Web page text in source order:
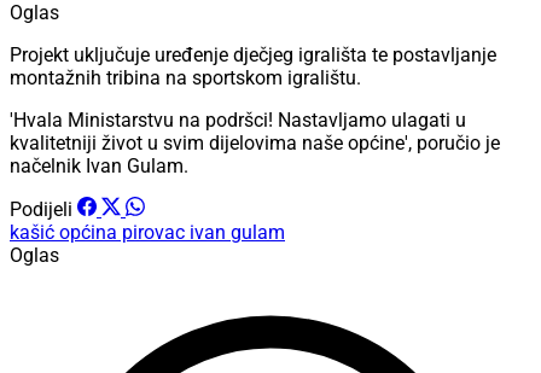
Oglas
Projekt uključuje uređenje dječjeg igrališta te postavljanje
montažnih tribina na sportskom igralištu.
'Hvala Ministarstvu na podršci! Nastavljamo ulagati u
kvalitetniji život u svim dijelovima naše općine', poručio je
načelnik Ivan Gulam.
Podijeli
kašić općina pirovac ivan gulam
Oglas